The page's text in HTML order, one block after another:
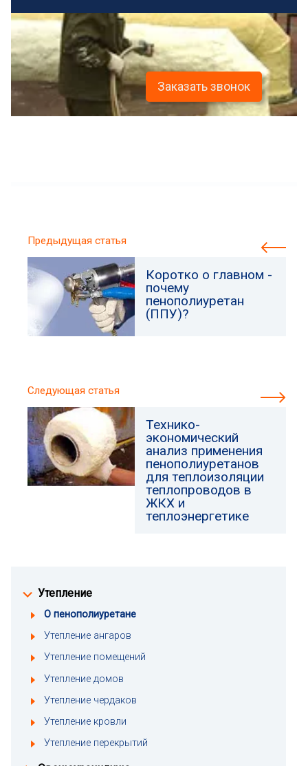
Заказать звонок
Утепление
О пенополиуретане
Утепление ангаров
Утепление помещений
Утепление домов
Утепление чердаков
Утепление кровли
Утепление перекрытий
Предыдущая статья
Коротко о главном -
почему
пенополиуретан
(ППУ)?
Следующая статья
Технико-
экономический
анализ применения
пенополиуретанов
для теплоизоляции
теплопроводов в
ЖКХ и
теплоэнергетике